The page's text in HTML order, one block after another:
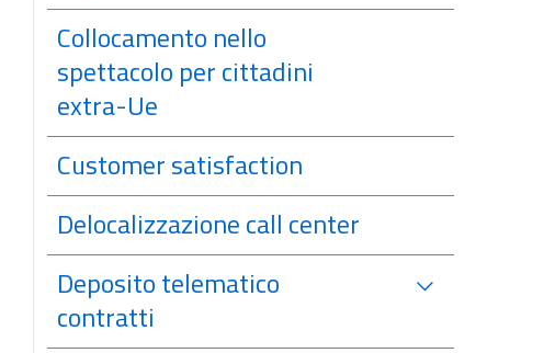
Collocamento nello
spettacolo per cittadini
extra-Ue
Customer satisfaction
Delocalizzazione call center
Deposito telematico
contratti